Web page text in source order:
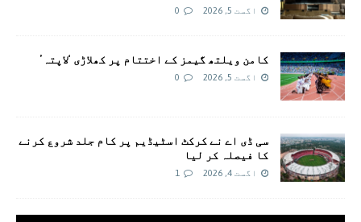
اگست 5, 2026 0
کامن ویلتھ گیمز کے اختتام پر کھلاڑی ‘لاپتہ’
اگست 5, 2026 0
سی ڈی اے نے کرکٹ اسٹیڈیم پر کام جلد شروع کرنے
کا فیصلہ کر لیا
اگست 4, 2026 1